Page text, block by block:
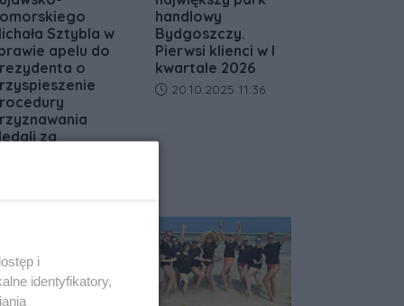
Sztybla w
apelu do
o
za
handlowy
Bydgoszczy.
Pierwsi klienci w I
kwartale 2026
Data dodania artykułu:
20.10.2025 11:36
i
identyfikatory,